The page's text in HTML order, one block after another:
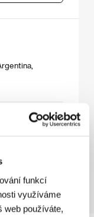
funkcí
využíváme
web používáte,